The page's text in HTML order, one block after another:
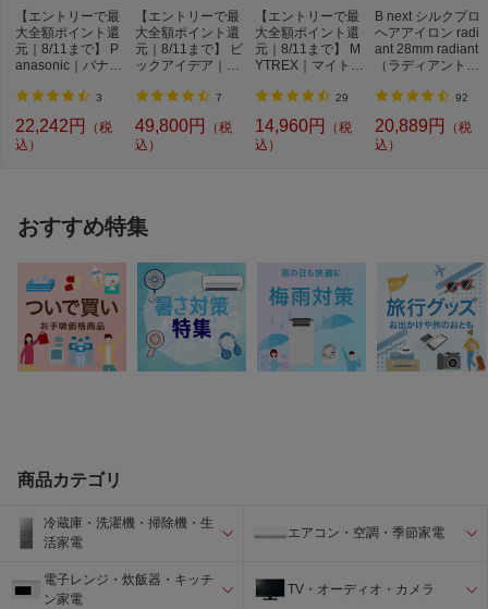
省エネ基準達成率
112％（目標年度2027年）
省エネ性能（目標年
度2027）
★★★★☆ 4.8
【エントリーで最
大全額ポイント還
元｜8/11まで】 P
anasonic｜パナソ
3
22,242円
（税
込）
【エントリーで最
大全額ポイント還
元｜8/11まで】 ビ
ックアイデア｜Bi
7
49,800円
（税
込）
【エントリーで最
大全額ポイント還
元｜8/11まで】 M
YTREX｜マイトレ
ン...
29
14,960円
（税
込）
B next シルクプロ
ヘアアイロン radi
ant 28mm radiant
（ラディアント）
92
20,889円
（税
込）
おすすめ特集
商品カテゴリ
冷蔵庫・洗濯機・掃除機・生
活家電
エアコン・空調・季節家電
電子レンジ・炊飯器・キッチ
ン家電
TV・オーディオ・カメラ